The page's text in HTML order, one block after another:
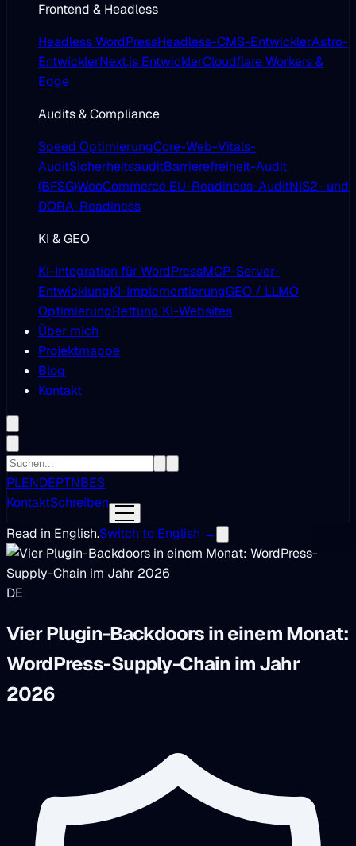
Frontend & Headless
Headless WordPressHeadless-CMS-EntwicklerAstro-
EntwicklerNext.js EntwicklerCloudflare Workers &
Edge
Audits & Compliance
Speed OptimierungCore-Web-Vitals-
AuditSicherheitsauditBarrierefreiheit-Audit
(BFSG)WooCommerce EU-Readiness-AuditNIS2- und
DORA-Readiness
KI & GEO
KI-Integration für WordPressMCP-Server-
EntwicklungKI-ImplementierungGEO / LLMO
OptimierungRettung KI-Websites
Über mich
Projektmappe
Blog
Kontakt
PLENDEPTNBES
KontaktSchreiben
Read in English.Switch to English →
DE
Vier Plugin-Backdoors in einem Monat:
WordPress-Supply-Chain im Jahr
2026